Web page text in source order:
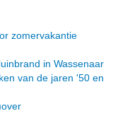
zomervakantie
in Wassenaar
van de jaren '50 en